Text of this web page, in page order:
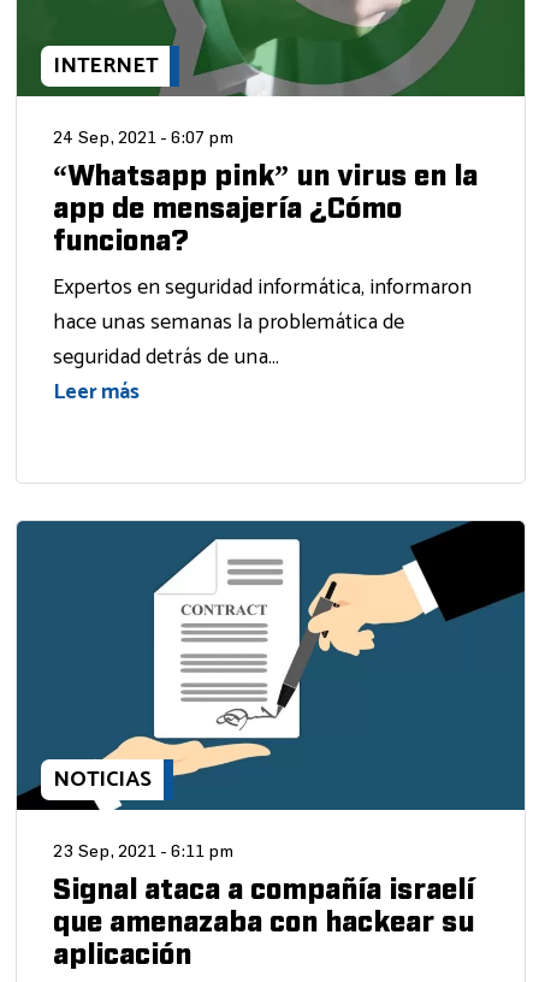
INTERNET
24 Sep, 2021 - 6:07 pm
“Whatsapp pink” un virus en la
app de mensajería ¿Cómo
funciona?
Expertos en seguridad informática, informaron
hace unas semanas la problemática de
seguridad detrás de una...
Leer más
NOTICIAS
23 Sep, 2021 - 6:11 pm
Signal ataca a compañía israelí
que amenazaba con hackear su
aplicación